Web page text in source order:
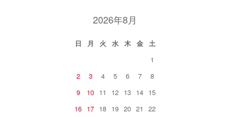
2026年8月
日 月 火 水 木 金
土
1
2
3 4 5 6 7
8
9
10 11 12 13 14 15
16 17 18 19 20 21
22